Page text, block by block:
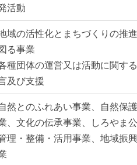
活動
域の活性化とまちづくりの推
る事業
種団体の運営又は活動に関す
及び支援
然とのふれあい事業、自然保
、文化の伝承事業、しろやま
理・整備・活用事業、地域振